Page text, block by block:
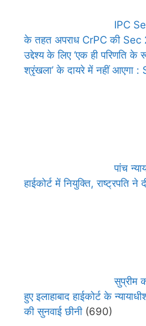
IPC
के तहत अपराध CrPC की Sec
उद्देश्य के लिए ‘एक ही परिणति
श्रृंखला’ के दायरे में नहीं आएगा :
पांच
हाईकोर्ट में नियुक्ति, राष्ट्रपति ने
सुप्रीम
हुए इलाहाबाद हाईकोर्ट के
की सुनवाई छीनी (690)